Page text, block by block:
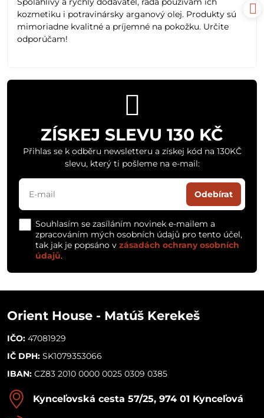
5
kozmetiku i potravinársky arganový olej. Produkty sú
mimoriadne kvalitné a príjemné na pokožku. Určite
odporúčam!
ZÍSKEJ SLEVU 130 KČ
Přihlas se k odběru newsletteru a získej kód na 130KČ
slevu, který ti pošleme na e-mail:
Odebírat
Souhlasím se zasíláním novinek e-mailem a
zpracováním mých osobních údajů pro tento účel,
tak jak je popsáno v zásadách ochrany osobních
údajů.
Orient House - Matúš Kerekeš
IČO: 47081929
IČ DPH: SK1079353066
IBAN: CZ83 2010 0000 0025 0309 0385
Kynceľovská cesta 57/25, 974 01 Kynceľová